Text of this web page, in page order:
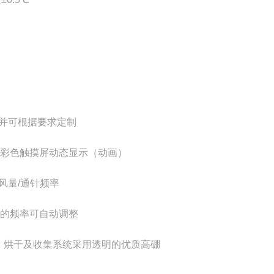
可根据要求定制
色触摸屏动态显示（动画）
量/通针频率
频率可自动调整
干及收集系统采用透明的优质高硼